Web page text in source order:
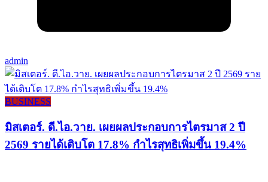
admin
BUSINESS
มิสเตอร์. ดี.ไอ.วาย. เผยผลประกอบการไตรมาส 2 ปี
2569 รายได้เติบโต 17.8% กำไรสุทธิเพิ่มขึ้น 19.4%